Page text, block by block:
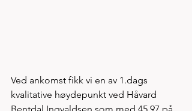
Ved ankomst fikk vi en av 1.dags
kvalitative høydepunkt ved Håvard
Bentdal Ingvaldsen som med 45.97 på